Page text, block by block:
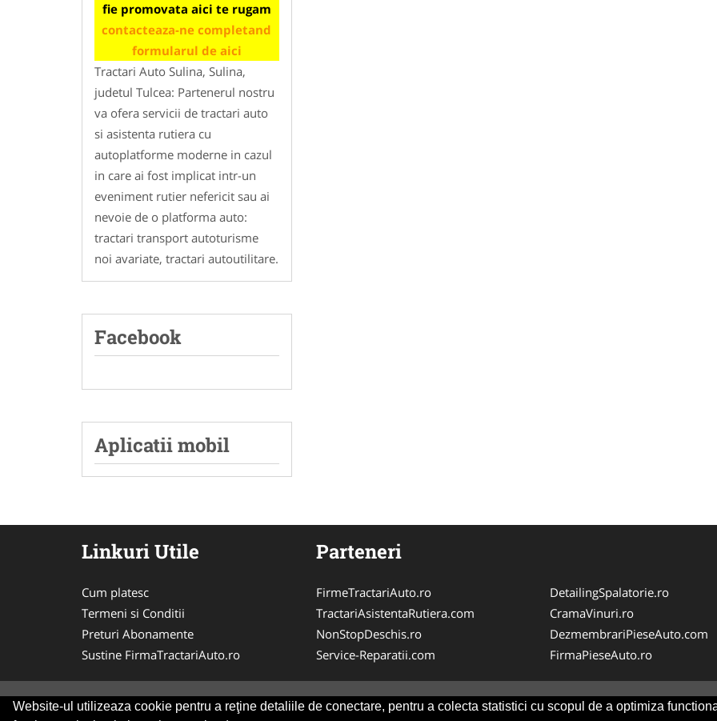
Website-ul utilizeaza cookie pentru a reţine detaliile de conectare, pentru a colecta statistici cu scopul de a optimiza
fie promovata aici te rugam
contacteaza-ne completand
formularul de aici
Tractari Auto Sulina, Sulina,
judetul Tulcea: Partenerul nostru
va ofera servicii de tractari auto
si asistenta rutiera cu
autoplatforme moderne in cazul
in care ai fost implicat intr-un
eveniment rutier nefericit sau ai
nevoie de o platforma auto:
tractari transport autoturisme
noi avariate, tractari autoutilitare.
Facebook
Aplicatii mobil
Linkuri Utile
Cum platesc
Termeni si Conditii
Preturi Abonamente
Sustine FirmaTractariAuto.ro
Parteneri
FirmeTractariAuto.ro
TractariAsistentaRutiera.com
NonStopDeschis.ro
Service-Reparatii.com
DetailingSpalatorie.ro
CramaVinuri.ro
DezmembrariPieseAuto.com
FirmaPieseAuto.ro
© 2014-2026 -ANPC SOL